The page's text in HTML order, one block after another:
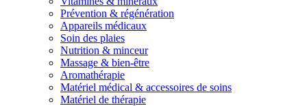
Prévention & régénération
Appareils médicaux
Soin des plaies
Nutrition & minceur
Massage & bien-être
Aromathérapie
Matériel médical & accessoires de soins
Matériel de thérapie